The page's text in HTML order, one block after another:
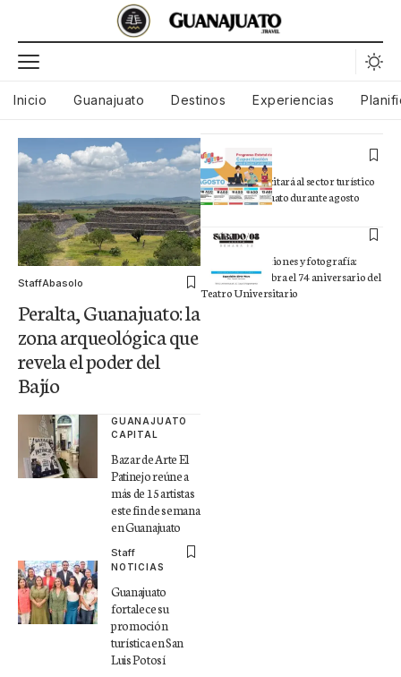
Inicio Guanajuato Destinos Experiencias
StaffAbasolo
Peralta, Guanajuato: la
zona arqueológica que
revela el poder del
Bajío
GUANAJUATO
CAPITAL
Bazar de Arte El
Patinejo reúne a
más de 15 artistas
este fin de semana
en Guanajuato
Staff
NOTICIAS
Guanajuato
fortalece su
promoción
turística en San
Luis Potosí
Staff Noticias
SECTURI capacitará al sector turístico
en todo Guanajuato durante agosto
StaffNoticias
Teatro, exposiciones y fotografía:
Cultura UG celebra el 74 aniversario del
Teatro Universitario